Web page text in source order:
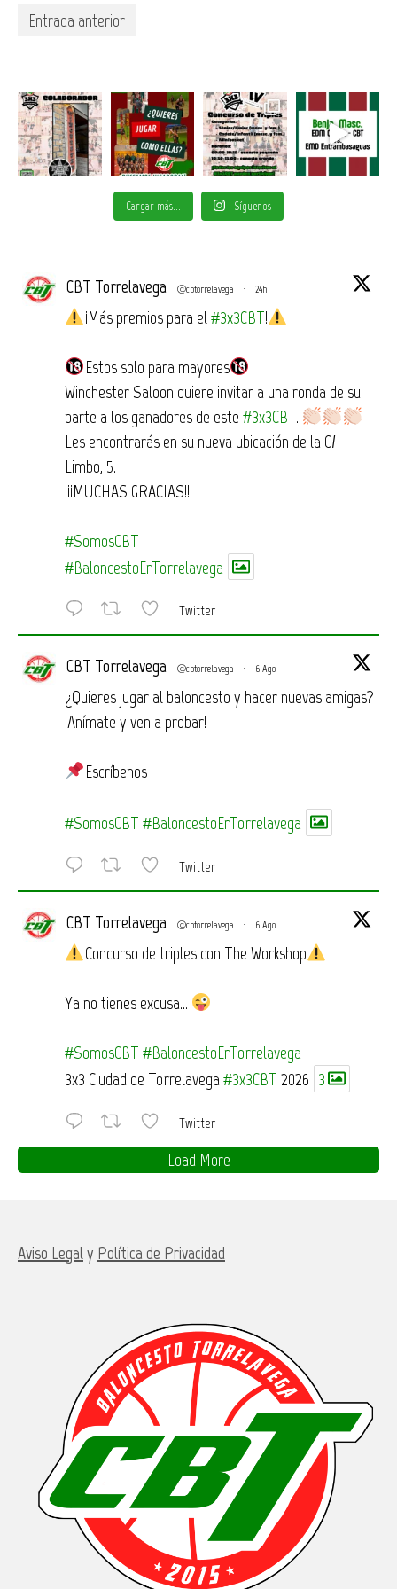
Entrada anterior
Cargar más... Síguenos
CBT Torrelavega @cbtorrelavega · 24h
¡Más premios para el #3x3CBT!
Estos solo para mayores
Winchester Saloon quiere invitar a una ronda de su
parte a los ganadores de este #3x3CBT.
Les encontrarás en su nueva ubicación de la C/
Limbo, 5.
¡¡¡MUCHAS GRACIAS!!!
#SomosCBT
#BaloncestoEnTorrelavega
Twitter
CBT Torrelavega @cbtorrelavega · 6 Ago
¿Quieres jugar al baloncesto y hacer nuevas amigas?
¡Anímate y ven a probar!
Escríbenos
#SomosCBT #BaloncestoEnTorrelavega
Twitter
CBT Torrelavega @cbtorrelavega · 6 Ago
Concurso de triples con The Workshop
Ya no tienes excusa…
#SomosCBT #BaloncestoEnTorrelavega
3x3 Ciudad de Torrelavega#3x3CBT 2026 3
Twitter
Load More
Aviso Legaly Política de Privacidad